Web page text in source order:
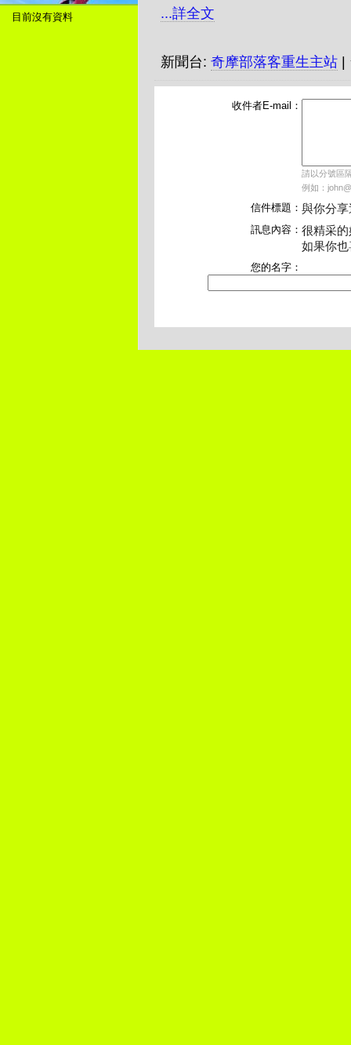
...詳全文
新聞台: 奇摩部落客重生主站|
收件者E-mail：
請以分號區
例如：
信件標題： 與你分
訊息內容： 很精采
如果你
您的名字：
目前沒有資料